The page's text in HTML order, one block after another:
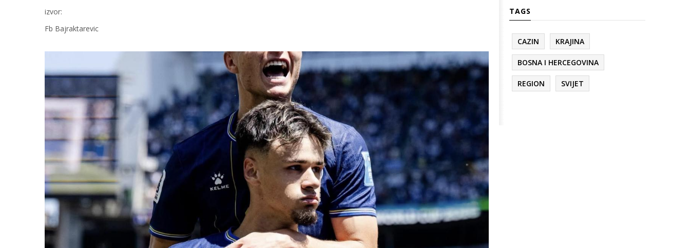
izvor:
Fb Bajraktarevic
TAGS
CAZIN KRAJINA
BOSNA I HERCEGOVINA
REGION SVIJET